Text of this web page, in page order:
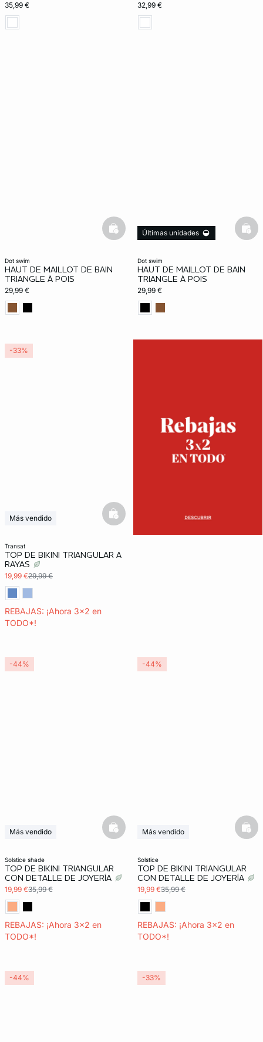
35,99 € 32,99 €
dot swim
HAUT DE MAILLOT DE BAIN
TRIANGLE À POIS
29,99 €
basketfull
dot swim
HAUT DE MAILLOT DE BAIN
TRIANGLE À POIS
29,99 €
Últimas unidades
transat
TOP DE BIKINI TRIANGULAR A
RAYAS
19,99 €29,99 €
REBAJAS: ¡Ahora 3x2 en
TODO*!
Más vendido
basketfull
-33%
solstice shade
TOP DE BIKINI TRIANGULAR
CON DETALLE DE JOYERÍA
19,99 €35,99 €
REBAJAS: ¡Ahora 3x2 en
TODO*!
Más vendido
basketfull
-44%
solstice
TOP DE BIKINI TRIANGULAR
CON DETALLE DE JOYERÍA
19,99 €35,99 €
REBAJAS: ¡Ahora 3x2 en
TODO*!
Más vendido
-44%
-44% -33%